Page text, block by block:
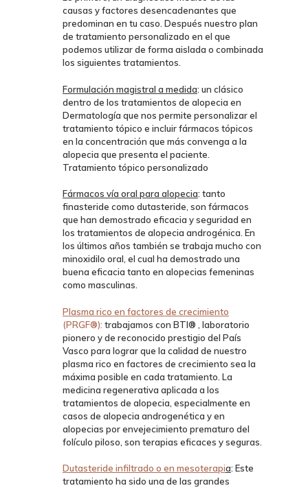
causas y factores desencadenantes que
predominan en tu caso. Después nuestro plan
de tratamiento personalizado en el que
podemos utilizar de forma aislada o combinada
los siguientes tratamientos.
Formulación magistral a medida: un clásico
dentro de los tratamientos de alopecia en
Dermatología que nos permite personalizar el
tratamiento tópico e incluir fármacos tópicos
en la concentración que más convenga a la
alopecia que presenta el paciente.
Tratamiento tópico personalizado
Fármacos vía oral para alopecia: tanto
finasteride como dutasteride, son fármacos
que han demostrado eficacia y seguridad en
los tratamientos de alopecia androgénica. En
los últimos años también se trabaja mucho con
minoxidilo oral, el cual ha demostrado una
buena eficacia tanto en alopecias femeninas
como masculinas.
Plasma rico en factores de crecimiento
(PRGF®): trabajamos con BTI® , laboratorio
pionero y de reconocido prestigio del País
Vasco para lograr que la calidad de nuestro
plasma rico en factores de crecimiento sea la
máxima posible en cada tratamiento. La
medicina regenerativa aplicada a los
tratamientos de alopecia, especialmente en
casos de alopecia androgenética y en
alopecias por envejecimiento prematuro del
folículo piloso, son terapias eficaces y seguras.
Dutasteride infiltrado o en mesoterapia: Este
tratamiento ha sido una de las grandes